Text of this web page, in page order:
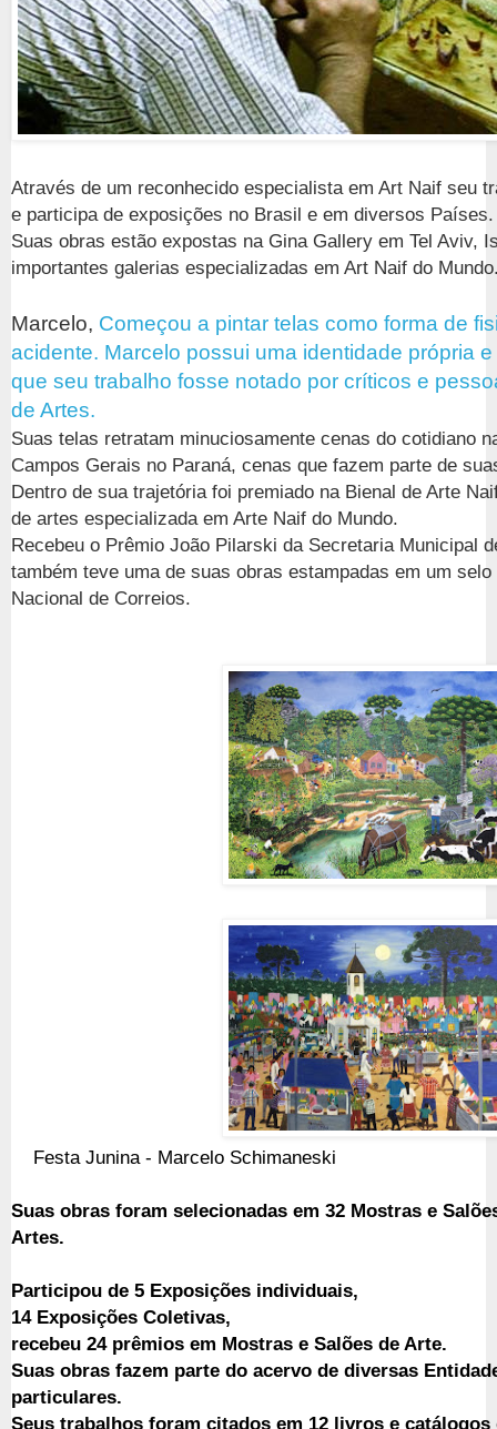
Através de um reconhecido especialista em Art Naif seu
e participa de exposições no Brasil e em diversos
Suas obras estão expostas na Gina Gallery em Tel Aviv,
importantes galerias especializadas em Art Naif do
Marcelo, Começou a pintar telas como forma de
acidente. Marcelo possui uma identidade própria
que seu trabalho fosse notado por críticos e
de Artes.
Suas telas retratam minuciosamente cenas do cotidiano
Campos Gerais no Paraná, cenas que fazem parte de
Dentro de sua trajetória foi premiado na Bienal de Arte
de artes especializada em Arte Naif do Mundo.
Recebeu o Prêmio João Pilarski da Secretaria Municipal
também teve uma de suas obras estampadas em um
Nacional de Correios.
Festa Junina - Marcelo Schimaneski
Suas obras foram selecionadas em 32 Mostras e
Artes.
Participou de 5 Exposições individuais,
14 Exposições Coletivas,
recebeu 24 prêmios em Mostras e Salões de Arte.
Suas obras fazem parte do acervo de diversas
particulares.
Seus trabalhos foram citados em 12 livros e catálogos